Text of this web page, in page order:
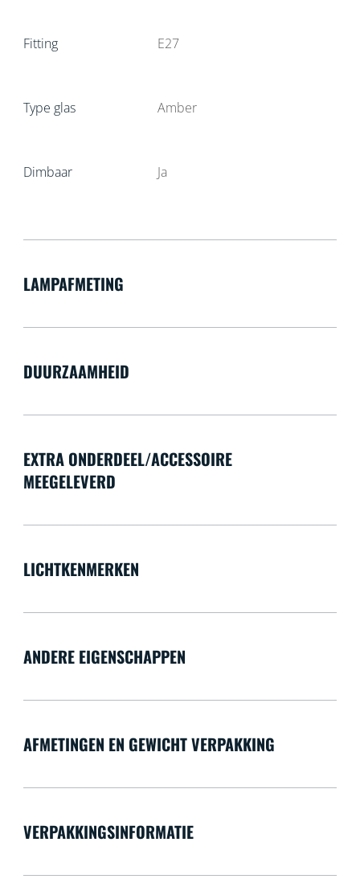
Fitting E27
Type glas Amber
Dimbaar Ja
LAMPAFMETING
DUURZAAMHEID
EXTRA ONDERDEEL/ACCESSOIRE
MEEGELEVERD
LICHTKENMERKEN
ANDERE EIGENSCHAPPEN
AFMETINGEN EN GEWICHT VERPAKKING
VERPAKKINGSINFORMATIE